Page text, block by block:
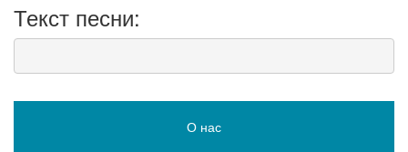
Текст песни:
О нас